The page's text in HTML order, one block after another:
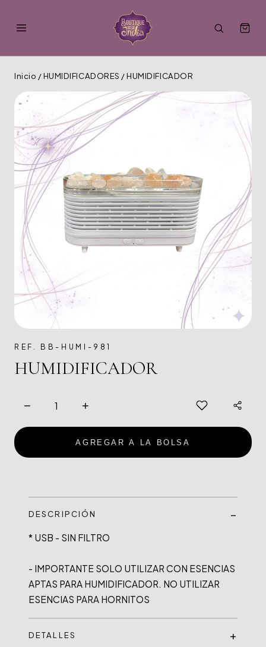
Inicio /HUMIDIFICADORES /HUMIDIFICADOR
REF. BB-HUMI-981
HUMIDIFICADOR
− +
AGREGAR A LA BOLSA
DESCRIPCIÓN
* USB - SIN FILTRO
- IMPORTANTE SOLO UTILIZAR CON ESENCIAS
APTAS PARA HUMIDIFICADOR. NO UTILIZAR
DETALLES